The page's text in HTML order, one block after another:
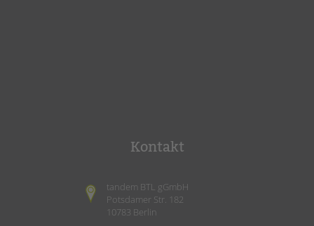
Kontakt
tandem BTL gGmbH
Potsdamer Str. 182
10783 Berlin